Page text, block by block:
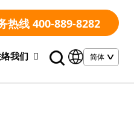
热线 400-889-8282
我们